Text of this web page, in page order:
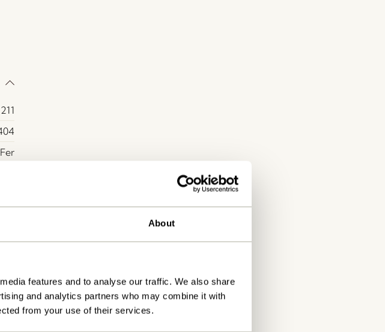
About
features and to analyse our traffic. We also share
and analytics partners who may combine it with
from your use of their services.